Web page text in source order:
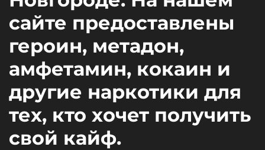
сайте предоставлены
героин, метадон,
амфетамин, кокаин и
другие наркотики для
тех, кто хочет получить
свой кайф.